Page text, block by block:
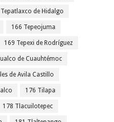
de Hidalgo
166 Tepeojuma
169 Tepexi de Rodríguez
de Cuauhtémoc
de Avila Castillo
176 Tilapa
178 Tlacuilotepec